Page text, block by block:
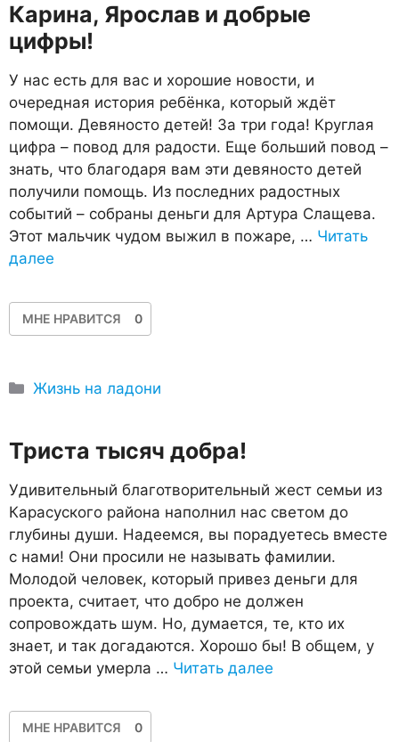
Карина, Ярослав и добрые
цифры!
У нас есть для вас и хорошие новости, и
очередная история ребёнка, который ждёт
помощи. Девяносто детей! За три года! Круглая
цифра – повод для радости. Еще больший повод –
знать, что благодаря вам эти девяносто детей
получили помощь. Из последних радостных
событий – собраны деньги для Артура Слащева.
Этот мальчик чудом выжил в пожаре, … Читать
далее
МНЕ НРАВИТСЯ 0
Рубрики
Жизнь на ладони
Триста тысяч добра!
Удивительный благотворительный жест семьи из
Карасуского района наполнил нас светом до
глубины души. Надеемся, вы порадуетесь вместе
с нами! Они просили не называть фамилии.
Молодой человек, который привез деньги для
проекта, считает, что добро не должен
сопровождать шум. Но, думается, те, кто их
знает, и так догадаются. Хорошо бы! В общем, у
этой семьи умерла … Читать далее
МНЕ НРАВИТСЯ 0